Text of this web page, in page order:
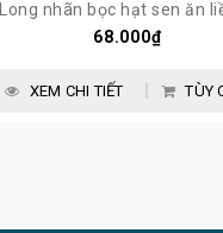
Long nhãn bọc hạt sen ăn
dưỡng | Sen Vô Ưu
68.000₫
XEM CHI TIẾT TÙY